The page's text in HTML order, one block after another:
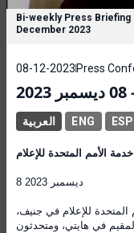
Bi-weekly Press Briefing
December 2023
08-12-2023 Press
العربية ENG ESP
الأمم المتحدة للإعلام
8 ديسمبر 2023
للإعلام في جنيف،
في هايتي، ومتحدثون